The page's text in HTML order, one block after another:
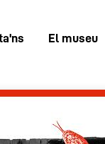
El museu